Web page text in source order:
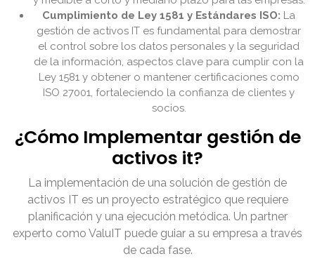
Cumplimiento de Ley 1581 y Estándares ISO: La
gestión de activos IT es fundamental para demostrar
el control sobre los datos personales y la seguridad
de la información, aspectos clave para cumplir con la
Ley 1581 y obtener o mantener certificaciones como
ISO 27001, fortaleciendo la confianza de clientes y
socios.
¿Cómo Implementar gestión de
activos it?
La implementación de una solución de gestión de
activos IT es un proyecto estratégico que requiere
planificación y una ejecución metódica. Un partner
experto como ValuIT puede guiar a su empresa a través
de cada fase.